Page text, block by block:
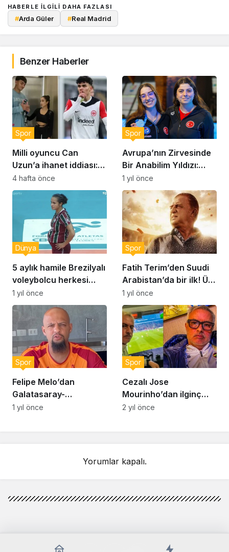
HABERLE ILGILI DAHA FAZLASI
#Arda Güler #Real Madrid
Benzer Haberler
Milli oyuncu Can
Uzun’a ihanet iddiası:
‘Asla bir erkeğe bağımlı
olmayın’
Spor
4 hafta önce
Avrupa’nın Zirvesinde
Bir Anabilim Yıldızı:
Selin Hürmeriç
Spor
1 yıl önce
5 aylık hamile Brezilyalı
voleybolcu herkesi
şaşırttı!
Dünya
1 yıl önce
Fatih Terim’den Suudi
Arabistan’da bir ilk! Üst
üste iki maçını…
Spor
1 yıl önce
Felipe Melo’dan
Galatasaray-
Fenerbahçe maçı için
Spor
1 yıl önce
Cezalı Jose
Mourinho’dan ilginç
paylaşım! “Yüzümden
Spor
2 yıl önce
Yorumlar kapalı.